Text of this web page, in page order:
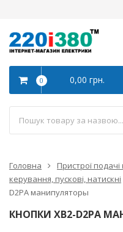
0 0,00 грн.
Головна Пристрої
керування, пускові, натискні
D2PA манипуляторы
КНОПКИ XB2-D2PA